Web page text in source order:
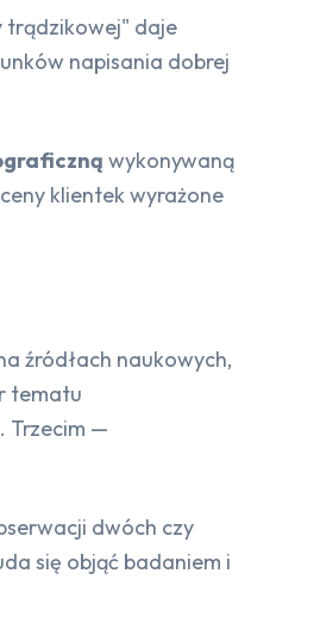
trądzikowej" daje
napisania dobrej
wykonywaną
klientek wyrażone
źródłach naukowych,
tematu
Trzecim —
dwóch czy
się objąć badaniem i